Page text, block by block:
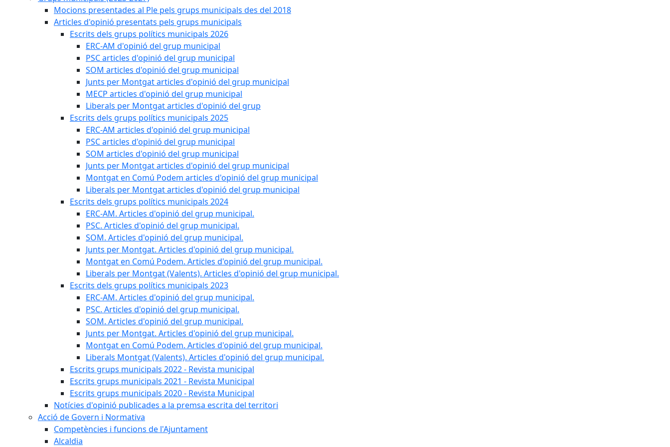
Mocions presentades al Ple pels grups municipals des del 2018
Articles d'opinió presentats pels grups municipals
Escrits dels grups polítics municipals 2026
ERC-AM d'opinió del grup municipal
PSC articles d'opinió del grup municipal
SOM articles d'opinió del grup municipal
Junts per Montgat articles d'opinió del grup municipal
MECP articles d'opinió del grup municipal
Liberals per Montgat articles d'opinió del grup
Escrits dels grups polítics municipals 2025
ERC-AM articles d'opinió del grup municipal
PSC articles d'opinió del grup municipal
SOM articles d'opinió del grup municipal
Junts per Montgat articles d'opinió del grup municipal
Montgat en Comú Podem articles d'opinió del grup municipal
Liberals per Montgat articles d'opinió del grup municipal
Escrits dels grups polítics municipals 2024
ERC-AM. Articles d'opinió del grup municipal.
PSC. Articles d'opinió del grup municipal.
SOM. Articles d'opinió del grup municipal.
Junts per Montgat. Articles d'opinió del grup municipal.
Montgat en Comú Podem. Articles d'opinió del grup municipal.
Liberals per Montgat (Valents). Articles d'opinió del grup municipal.
Escrits dels grups polítics municipals 2023
ERC-AM. Articles d'opinió del grup municipal.
PSC. Articles d'opinió del grup municipal.
SOM. Articles d'opinió del grup municipal.
Junts per Montgat. Articles d'opinió del grup municipal.
Montgat en Comú Podem. Articles d'opinió del grup municipal.
Liberals Montgat (Valents). Articles d'opinió del grup municipal.
Escrits grups municipals 2022 - Revista municipal
Escrits grups municipals 2021 - Revista Municipal
Escrits grups municipals 2020 - Revista Municipal
Notícies d'opinió publicades a la premsa escrita del territori
Acció de Govern i Normativa
Competències i funcions de l'Ajuntament
Alcaldia